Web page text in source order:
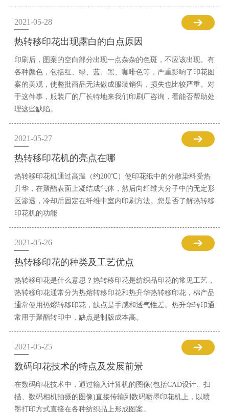
2021-05-28
热转移印花出现露白的白点原因
印刷后，图案的空白部分出现一点杂杂的色斑，不应该出现。有
各种颜色，包括红、绿、蓝、黑、咖啡色等，严重影响了印花图
案的美观，使整批商品无法做成服装销售，损失也比较严重。对
于这件事，服装厂的厂长特地来我们印刷厂咨询，看能否帮助处
理这些缺陷。
2021-05-27
热转移印花机的亮点在哪
热转移印花机通过高温（约200℃）使印花纸中的分散染料受热
升华，在聚酯表面上凝结成气体，然后向纤维大分子中的无定形
区渗透，冷却后固定在纤维中室内印刷方法。您是否了解热转移
印花机的功能
2021-05-26
热转移印花的种类及工艺优点
热转移印花是什么意思？热转移印花是纺织品印花的常见工艺，
热转移印花通常分为热熔转移印花和热升华热转移印花，棉产品
通常使用热熔转移印花，缺点是手感和透气性差。热升华转印通
常用于聚酯转印中，缺点是制版成本高。
2021-05-25
数码印花技术的特点及发展前景
在数码印花技术中，通过输入计算机的图像(包括CAD设计、扫
描、数码相机拍摄的图像)直接传输到数码喷墨印花机上，以喷
墨打印方式直接在各种纺织品上形成图案。